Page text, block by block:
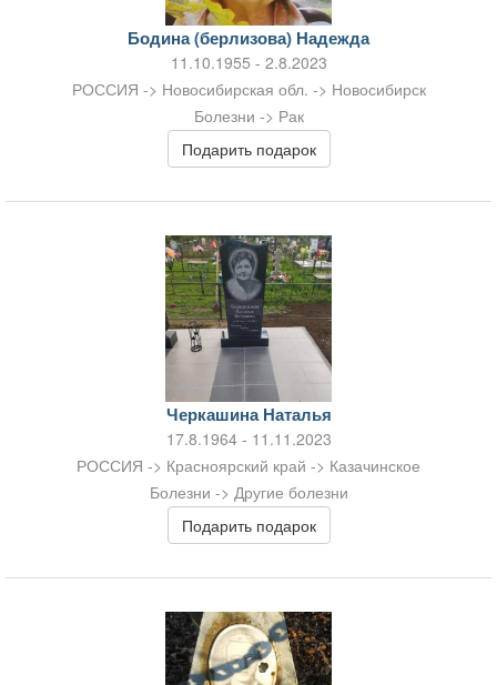
Бодина (берлизова) Надежда
11.10.1955 - 2.8.2023
РОССИЯ -> Новосибирская обл. -> Новосибирск
Болезни -> Рак
Подарить подарок
Черкашина Наталья
17.8.1964 - 11.11.2023
РОССИЯ -> Красноярский край -> Казачинское
Болезни -> Другие болезни
Подарить подарок